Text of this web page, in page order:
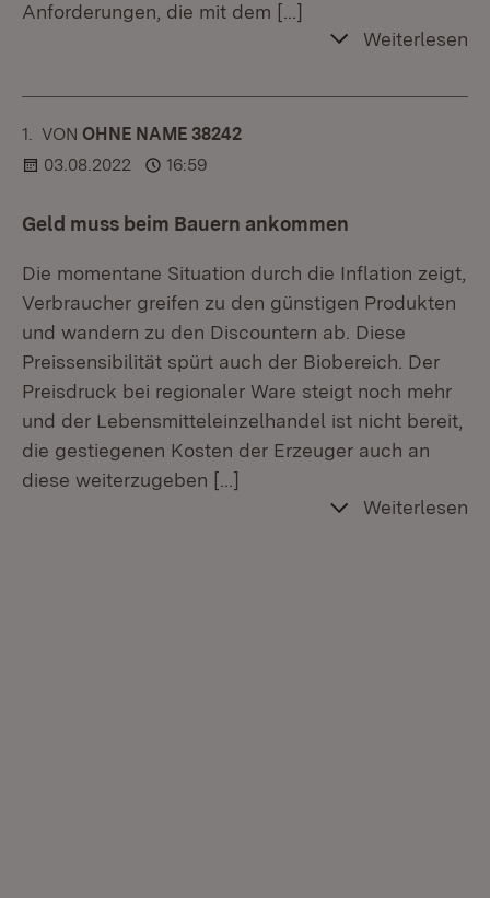
Anforderungen, die mit dem […]
Weiterlesen
1. KOMMENTAR
VON :OHNE NAME 38242
03.08.2022
16:59
Geld muss beim Bauern ankommen
Die momentane Situation durch die Inflation zeigt,
Verbraucher greifen zu den günstigen Produkten
und wandern zu den Discountern ab. Diese
Preissensibilität spürt auch der Biobereich. Der
Preisdruck bei regionaler Ware steigt noch mehr
und der Lebensmitteleinzelhandel ist nicht bereit,
die gestiegenen Kosten der Erzeuger auch an
diese weiterzugeben […]
Weiterlesen